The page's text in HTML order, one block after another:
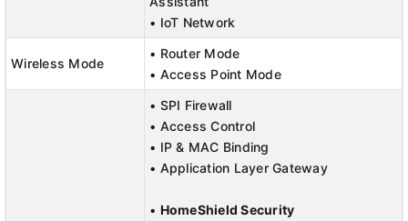
• IoT Network
Wireless Mode
• Router Mode
• Access Point Mode
• SPI Firewall
• Access Control
• IP & MAC Binding
• Application Layer Gateway
• HomeShield Security